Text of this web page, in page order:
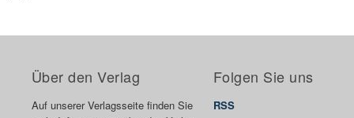
Über den Verlag
Auf unserer Verlagsseite finden Sie
Folgen Sie uns
RSS